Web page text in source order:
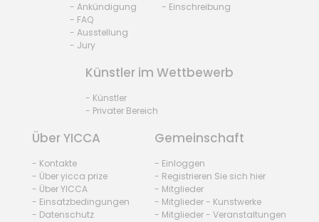
- Ankündigung
- FAQ
- Ausstellung
- Jury
- Einschreibung
Künstler im Wettbewerb
- Künstler
- Privater Bereich
Über YICCA
- Kontakte
- Über yicca prize
- Über YICCA
- Einsatzbedingungen
- Datenschutz
Gemeinschaft
- Einloggen
- Registrieren Sie sich hier
- Mitglieder
- Mitglieder - Kunstwerke
- Mitglieder - Veranstaltungen